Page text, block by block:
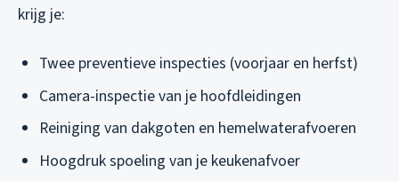
krijg je:
Twee preventieve inspecties (voorjaar en herfst)
Camera-inspectie van je hoofdleidingen
Reiniging van dakgoten en hemelwaterafvoeren
Hoogdruk spoeling van je keukenafvoer